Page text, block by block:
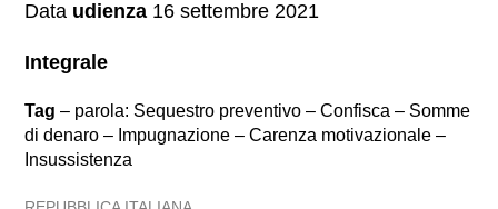
Data udienza 16 settembre 2021
Integrale
Tag – parola: Sequestro preventivo – Confisca – Somme
di denaro – Impugnazione – Carenza motivazionale –
Insussistenza